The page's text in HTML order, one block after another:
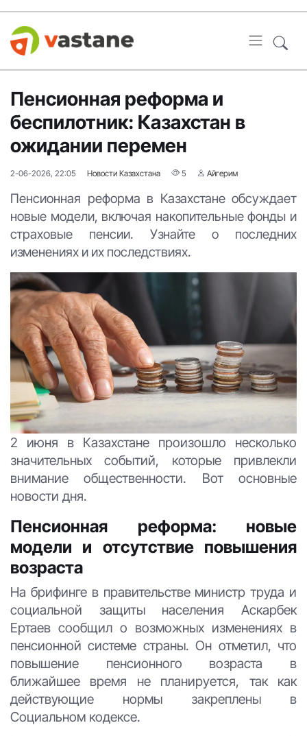
Пенсионная реформа и
беспилотник: Казахстан в
ожидании перемен
2-06-2026, 22:05 Новости Казахстана 5 Айгерим
Пенсионная реформа в Казахстане обсуждает
новые модели, включая накопительные фонды и
страховые пенсии. Узнайте о последних
изменениях и их последствиях.
2 июня в Казахстане произошло несколько
значительных событий, которые привлекли
внимание общественности. Вот основные
новости дня.
Пенсионная реформа: новые
модели и отсутствие повышения
возраста
На брифинге в правительстве министр труда и
социальной защиты населения Аскарбек
Ертаев сообщил о возможных изменениях в
пенсионной системе страны. Он отметил, что
повышение пенсионного возраста в
ближайшее время не планируется, так как
действующие нормы закреплены в
Социальном кодексе.